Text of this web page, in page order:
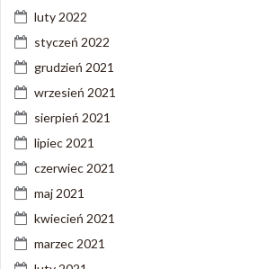
luty 2022
styczeń 2022
grudzień 2021
wrzesień 2021
sierpień 2021
lipiec 2021
czerwiec 2021
maj 2021
kwiecień 2021
marzec 2021